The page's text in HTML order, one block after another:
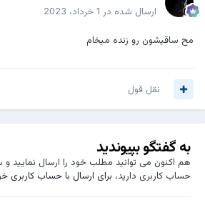
ارسال شده در
مح ساقیشون رو زندہ میخام
نقل قول
به گفتگو بپیوندید
هم اکنون می توانید مطلب خود را ارسال نمایید و
حساب کاربری دارید، برای ارسال با حساب کاربری